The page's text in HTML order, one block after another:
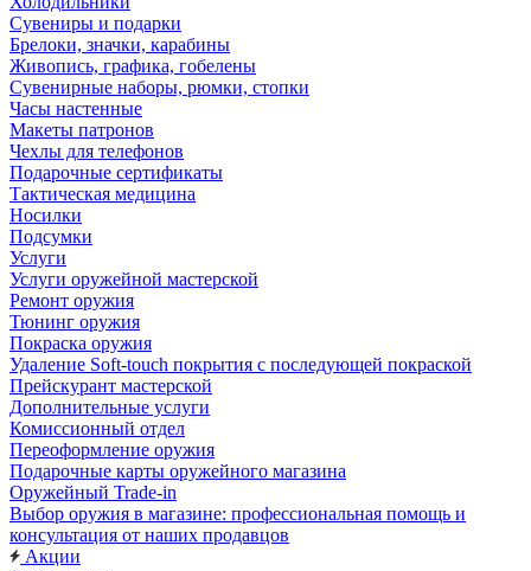
Сувениры и подарки
Брелоки, значки, карабины
Живопись, графика, гобелены
Сувенирные наборы, рюмки, стопки
Часы настенные
Макеты патронов
Чехлы для телефонов
Подарочные сертификаты
Тактическая медицина
Носилки
Подсумки
Услуги
Услуги оружейной мастерской
Ремонт оружия
Тюнинг оружия
Покраска оружия
Удаление Soft-touch покрытия с последующей покраской
Прейскурант мастерской
Дополнительные услуги
Комиссионный отдел
Переоформление оружия
Подарочные карты оружейного магазина
Оружейный Trade-in
Выбор оружия в магазине: профессиональная помощь и
консультация от наших продавцов
Акции